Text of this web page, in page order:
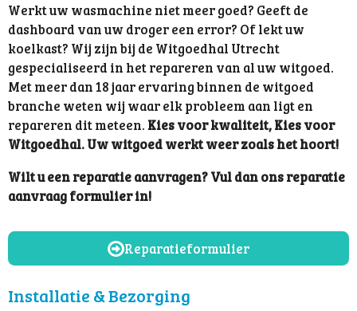
Werkt uw wasmachine niet meer goed? Geeft de
dashboard van uw droger een error? Of lekt uw
koelkast? Wij zijn bij de Witgoedhal Utrecht
gespecialiseerd in het repareren van al uw witgoed.
Met meer dan 18 jaar ervaring binnen de witgoed
branche weten wij waar elk probleem aan ligt en
repareren dit meteen. Kies voor kwaliteit, Kies voor
Witgoedhal. Uw witgoed werkt weer zoals het hoort!
Wilt u een reparatie aanvragen? Vul dan ons reparatie
aanvraag formulier in!
Reparatieformulier
Installatie & Bezorging